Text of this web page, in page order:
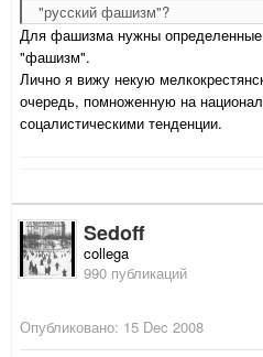
"русский фашизм"?
Для фашизма нужны определенные
"фашизм".
Лично я вижу некую
очередь, помноженную на
соцалистическими тенденции.
Sedoff
collega
990 публикаций
Опубликовано: 15 Dec 2008